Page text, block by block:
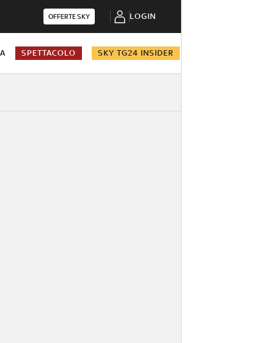
OFFERTE SKY LOGIN
SPETTACOLO SKY TG24 INSIDER